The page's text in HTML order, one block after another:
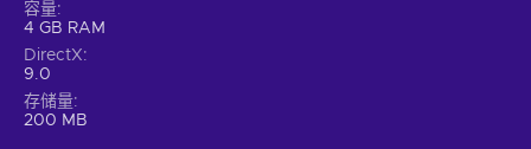
容量
4 GB RAM
DirectX
9.0
存储量
200 MB